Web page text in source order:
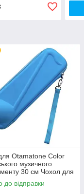
Otamatone Color
музичного
30 см Чохол для
(00464)
до відправки